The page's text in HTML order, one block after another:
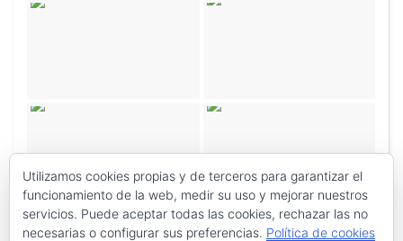
Utilizamos cookies propias y de terceros para garantizar el
funcionamiento de la web, medir su uso y mejorar nuestros
servicios. Puede aceptar todas las cookies, rechazar las no
necesarias o configurar sus preferencias. Política de cookies